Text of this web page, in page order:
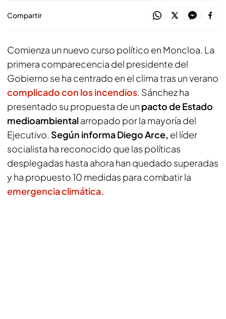
Compartir
Comienza un nuevo curso político en Moncloa. La
primera comparecencia del presidente del
Gobierno se ha centrado en el clima tras un verano
complicado con los incendios. Sánchez ha
presentado su propuesta de un pacto de Estado
medioambientalarropado por la mayoría del
Ejecutivo. Según informa Diego Arce, el líder
socialista ha reconocido que las políticas
desplegadas hasta ahora han quedado superadas
y ha propuesto 10 medidas para combatir la
emergencia climática.